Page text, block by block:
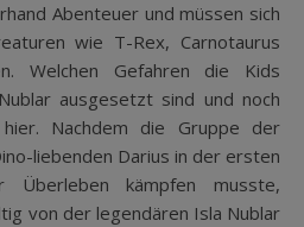
Abenteuer und müssen sich
wie T-Rex, Carnotaurus
Welchen Gefahren die Kids
ausgesetzt sind und noch
Nachdem die Gruppe der
liebenden Darius in der ersten
kämpfen musste,
von der legendären Isla Nublar